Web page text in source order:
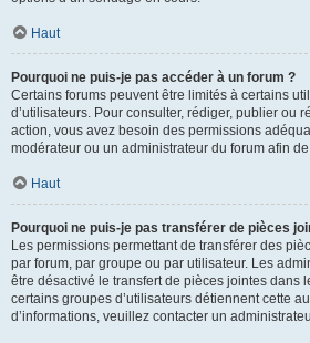
Haut
Pourquoi ne puis-je pas accéder à un forum ?
Certains forums peuvent être limités à certains
d’utilisateurs. Pour consulter, rédiger, publier ou
action, vous avez besoin des permissions
modérateur ou un administrateur du forum afin
Haut
Pourquoi ne puis-je pas transférer de pièces
Les permissions permettant de transférer des
par forum, par groupe ou par utilisateur. Les
être désactivé le transfert de pièces jointes dans
certains groupes d’utilisateurs détiennent cette
d’informations, veuillez contacter un